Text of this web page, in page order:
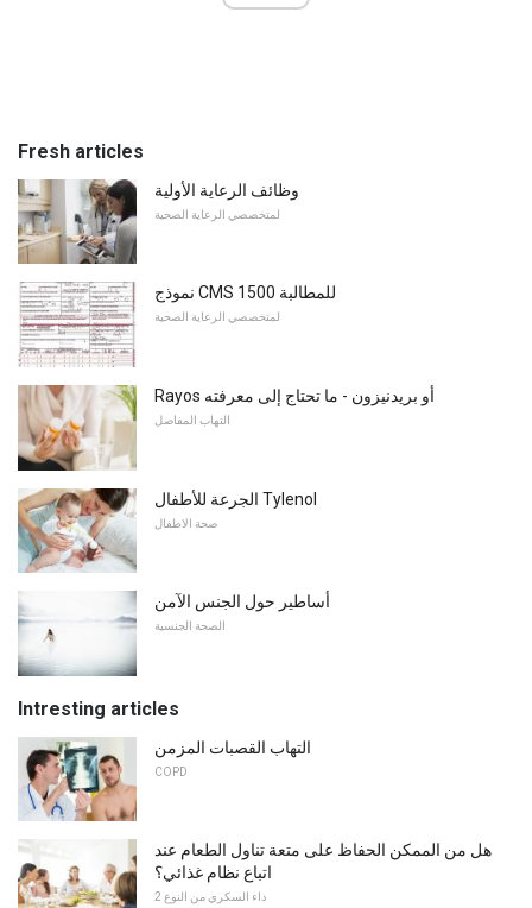
Fresh articles
وظائف الرعاية الأولية
لمتخصصي الرعاية الصحية
نموذج CMS 1500 للمطالبة
لمتخصصي الرعاية الصحية
Rayos أو بريدنيزون - ما تحتاج إلى معرفته
التهاب المفاصل
الجرعة للأطفال Tylenol
صحة الاطفال
أساطير حول الجنس الآمن
الصحة الجنسية
Intresting articles
التهاب القصبات المزمن
COPD
هل من الممكن الحفاظ على متعة تناول الطعام عند
اتباع نظام غذائي؟
داء السكري من النوع 2